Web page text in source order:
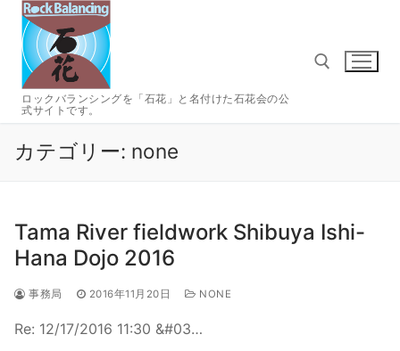
ロックバランシングを「石花」と名付けた石花会の公
式サイトです。
カテゴリー: none
Tama River fieldwork Shibuya Ishi-
Hana Dojo 2016
事務局 2016年11月20日 NONE
Re: 12/17/2016 11:30 &#03…